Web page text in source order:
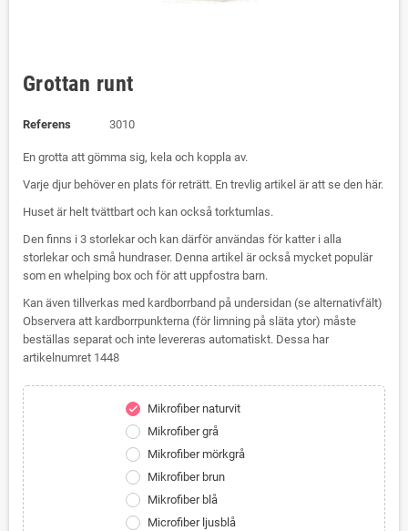
Grottan runt
Referens 3010
En grotta att gömma sig, kela och koppla av.
Varje djur behöver en plats för reträtt. En trevlig artikel är att se den här.
Huset är helt tvättbart och kan också torktumlas.
Den finns i 3 storlekar och kan därför användas för katter i alla
storlekar och små hundraser. Denna artikel är också mycket populär
som en whelping box och för att uppfostra barn.
Kan även tillverkas med kardborrband på undersidan (se alternativfält)
Observera att kardborrpunkterna (för limning på släta ytor) måste
beställas separat och inte levereras automatiskt. Dessa har
artikelnumret 1448
check
Mikrofiber naturvit
Mikrofiber grå
Mikrofiber mörkgrå
Mikrofiber brun
Mikrofiber blå
Microfiber ljusblå